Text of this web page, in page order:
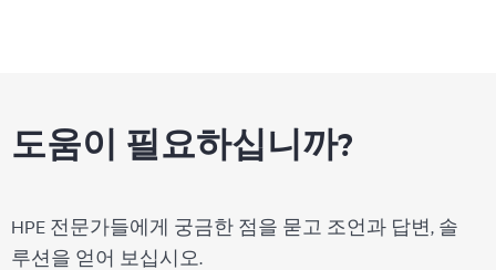
도움이 필요하십니까?
HPE 전문가들에게 궁금한 점을 묻고 조언과 답변, 솔
루션을 얻어 보십시오.